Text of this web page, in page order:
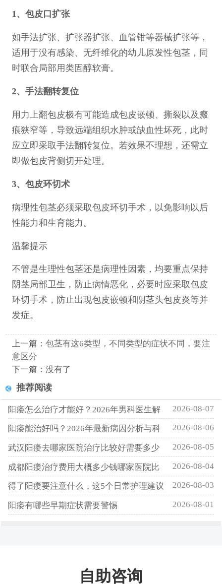
1、包皮口扩张
如手法扩张、扩张器扩张、血管钳等器械扩张等，
适用于没有感染、无纤维化的幼儿原发性包茎，同
时联合局部用类固醇软膏。
2、手法翻转复位
用力上翻包皮极有可能造成包皮嵌顿、撕裂以及瘢
痕狭窄等，导致远端组织水肿或缺血性坏死，此时
应立即采取手法翻转复位。若效果不理想，还需立
即做包皮背侧切开处理。
3、包皮环切术
病理性包茎必须采取包皮环切手术，以免影响以后
性能力和生育能力。
温馨提示
不管是生理性包茎还是病理性因素，均要重点保持
阴茎局部卫生，防止病情恶化，必要时应采取包皮
环切手术，防止出现包皮嵌顿和阴茎头包皮炎等并
发症。
上一篇： 包茎有这6类型，不同类型的症状不同，要注
意区分
下一篇：没有了
推荐阅读
阳痿怎么治疗才能好？2026年男科医生解 2026-08-07
阳痿能治好吗？2026年最新病因分析与科 2026-08-06
武汉阳痿去哪家医院治疗比较好需要多少 2026-08-05
成都阳痿治疗费用大概多少钱哪家医院比 2026-08-04
得了阳痿要注意什么，这5个日常护理建议 2026-08-03
阳痿有哪些早期症状需要警惕 2026-08-01
自助咨询